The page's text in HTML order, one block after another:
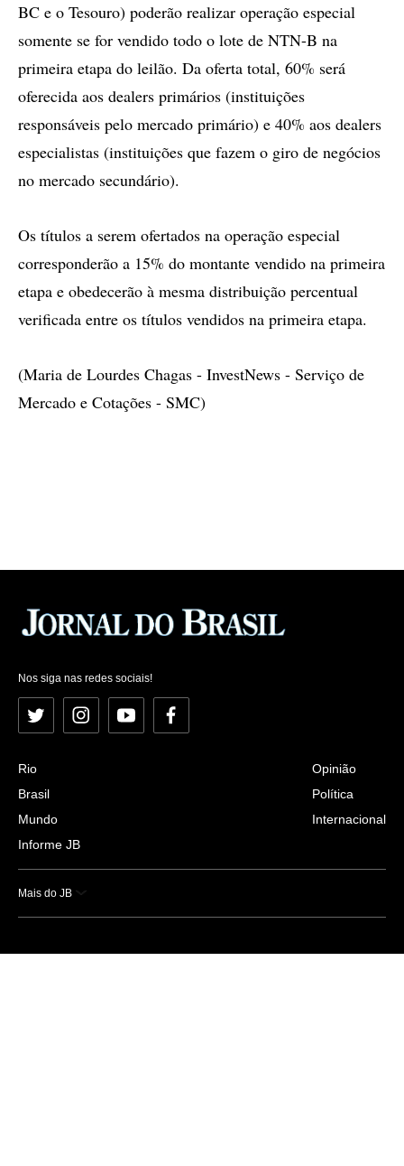
BC e o Tesouro) poderão realizar operação especial
somente se for vendido todo o lote de NTN-B na
primeira etapa do leilão. Da oferta total, 60% será
oferecida aos dealers primários (instituições
responsáveis pelo mercado primário) e 40% aos dealers
especialistas (instituições que fazem o giro de negócios
no mercado secundário).
Os títulos a serem ofertados na operação especial
corresponderão a 15% do montante vendido na primeira
etapa e obedecerão à mesma distribuição percentual
verificada entre os títulos vendidos na primeira etapa.
(Maria de Lourdes Chagas - InvestNews - Serviço de
Mercado e Cotações - SMC)
Nos siga nas redes sociais!
Twitter InstagramYouTubeFacebook
Rio
Brasil
Mundo
Informe JB
Opinião
Política
Internacional
Mais do JB
Esportes